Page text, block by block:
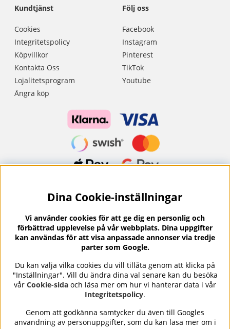
Kundtjänst
Cookies
Integritetspolicy
Köpvillkor
Kontakta Oss
Lojalitetsprogram
Ångra köp
Följ oss
Facebook
Instagram
Pinterest
TikTok
Youtube
Nyhetsbrev?
I vårt nyhetsbrev får du ta del av nyheter och
erbjudanden.
Se våra omdömen på⭐ Trustpilot
Nails Body and Beautyerbjuder professionell hudvård,
Dina Cookie-inställningar
Vi använder cookies för att ge dig en personlig och
förbättrad upplevelse på vår webbplats. Dina uppgifter
kan användas för att visa anpassade annonser via tredje
parter som Google.
Du kan välja vilka cookies du vill tillåta genom att klicka på
"Inställningar". Vill du ändra dina val senare kan du besöka
vår Cookie-sida och läsa mer om hur vi hanterar data i vår
Integritetspolicy.
Genom att godkänna samtycker du även till Googles
användning av personuppgifter, som du kan läsa mer om i